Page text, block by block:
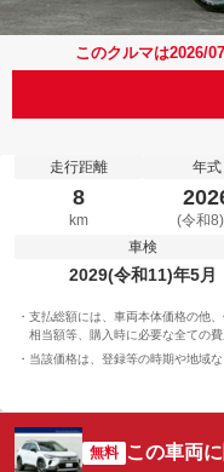
このクルマは2026/
走行距離
8
km
年式
(令和
車検
2029(令和11)年5月
支払総額には、車両本体価格の他
相当額等、購入時に必要な全ての費
当該価格は、登録等の時期や地域
無料 この車両